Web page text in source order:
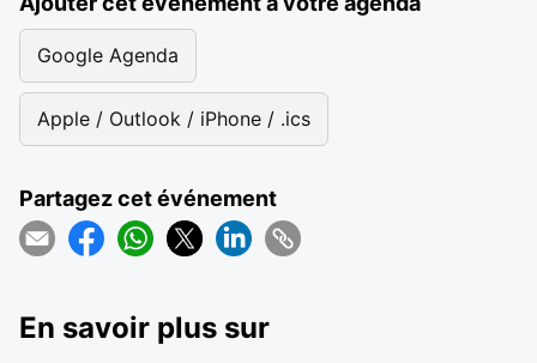
Google Agenda
Apple / Outlook / iPhone / .ics
Partagez cet événement
En savoir plus sur